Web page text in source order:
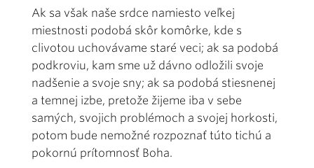
Ak sa však naše srdce namiesto veľkej
miestnosti podobá skôr komôrke, kde s
clivotou uchovávame staré veci; ak sa podobá
podkroviu, kam sme už dávno odložili svoje
nadšenie a svoje sny; ak sa podobá stiesnenej
a temnej izbe, pretože žijeme iba v sebe
samých, svojich problémoch a svojej horkosti,
potom bude nemožné rozpoznať túto tichú a
pokornú prítomnosť Boha.